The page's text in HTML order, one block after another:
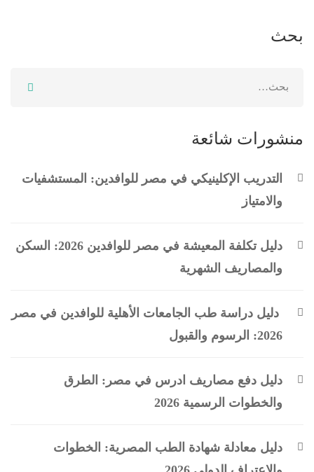
بحث
منشورات شائعة
التدريب الإكلينيكي في مصر للوافدين: المستشفيات
والامتياز
دليل تكلفة المعيشة في مصر للوافدين 2026: السكن
والمصاريف الشهرية
دليل دراسة طب الجامعات الأهلية للوافدين في مصر
2026: الرسوم والقبول
دليل دفع مصاريف ادرس في مصر: الطرق
والخطوات الرسمية 2026
دليل معادلة شهادة الطب المصرية: الخطوات